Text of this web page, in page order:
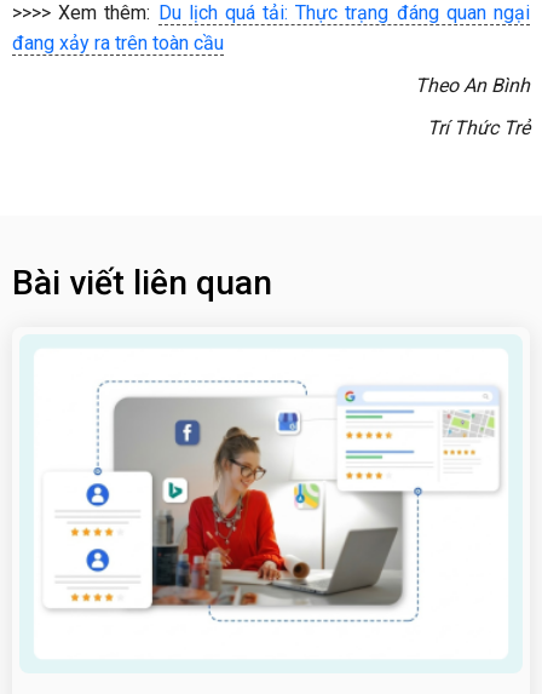
>>>> Xem thêm: Du lịch quá tải: Thực trạng đáng quan ngại
đang xảy ra trên toàn cầu
Theo An Bình
Trí Thức Trẻ
Bài viết liên quan